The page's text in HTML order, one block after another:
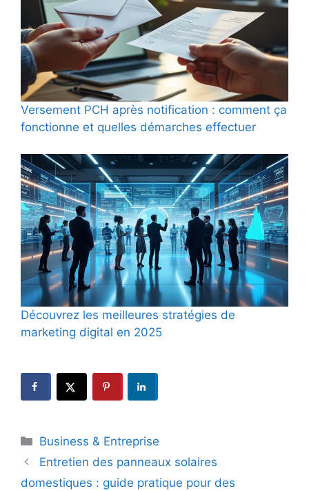
Versement PCH après notification : comment ça
fonctionne et quelles démarches effectuer
Découvrez les meilleures stratégies de
marketing digital en 2025
Catégories
Business & Entreprise
Entretien des panneaux solaires
domestiques : guide pratique pour des